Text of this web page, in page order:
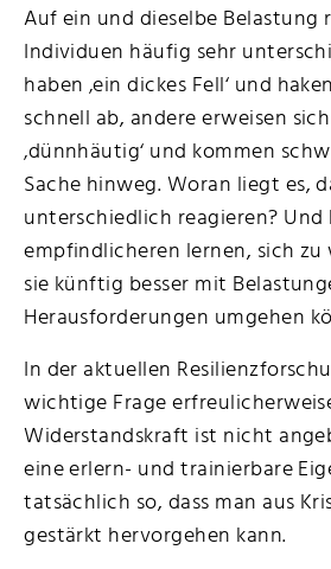
Auf ein und dieselbe Belastung
Individuen häufig sehr
haben ‚ein dickes Fell‘ und
schnell ab, andere erweisen
‚dünnhäutig‘ und kommen
Sache hinweg. Woran liegt es,
unterschiedlich reagieren? Und
empfindlicheren lernen, sich
sie künftig besser mit
Herausforderungen umgehen
In der aktuellen
wichtige Frage
Widerstandskraft ist nicht
eine erlern- und trainierbare
tatsächlich so, dass man aus
gestärkt hervorgehen kann.